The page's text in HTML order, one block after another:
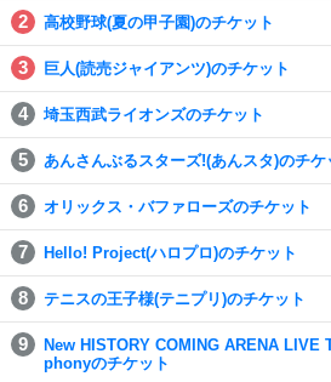
高校野球(夏の甲子園)のチケット
巨人(読売ジャイアンツ)のチケット
埼玉西武ライオンズのチケット
あんさんぶるスターズ!(あんスタ)のチケ
オリックス・バファローズのチケット
Hello! Project(ハロプロ)のチケット
テニスの王子様(テニプリ)のチケット
New HISTORY COMING ARENA
phonyのチケット